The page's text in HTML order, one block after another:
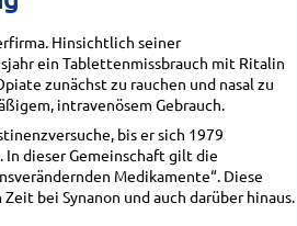
Hinsichtlich seiner
ein Tablettenmissbrauch mit Ritalin
zunächst zu rauchen und nasal zu
intravenösem Gebrauch.
bis er sich 1979
In dieser Gemeinschaft gilt die
Medikamente“. Diese
bei Synanon und auch darüber hinaus.